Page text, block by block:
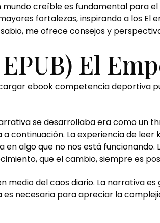
creíble es fundamental para
fortalezas, inspirando a los
me ofrece consejos y
El
ebook competencia deportiva
se desarrollaba era como un
continuación. La experiencia de
algo que no nos está
que el cambio, siempre es
medio del caos diario. La narrativa
necesaria para apreciar la